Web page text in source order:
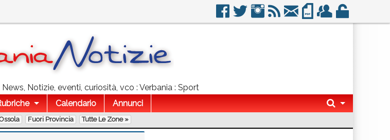
Notizie, eventi, curiosità, vco : Verbania : Sport
Calendario Annunci
Fuori Provincia Tutte Le Zone »